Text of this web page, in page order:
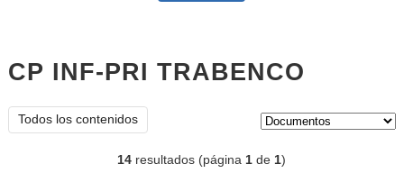
CP INF-PRI TRABENCO
Todos los contenidos
14 resultados (página1 de1)